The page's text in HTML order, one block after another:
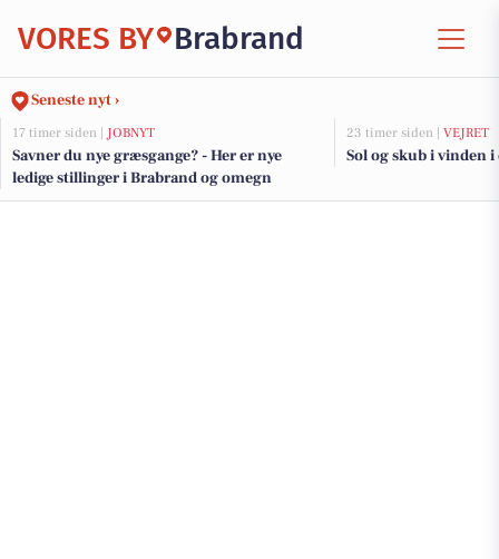
VORES BY Brabrand
Seneste nyt ›
17 timer siden | JOBNYT
Savner du nye græsgange? - Her er nye
ledige stillinger i Brabrand og omegn
23 timer siden | VEJRET
Sol og skub i vinden i